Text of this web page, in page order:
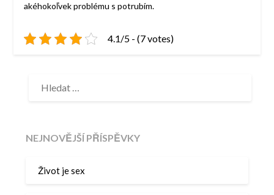
akéhokoľvek problému s potrubím.
4.1/5 - (7 votes)
NEJNOVĚJŠÍ PŘÍSPĚVKY
Život je sex